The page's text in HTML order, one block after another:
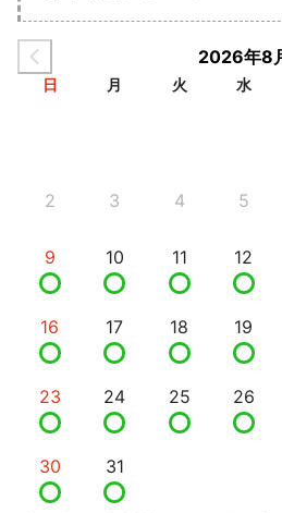
2026年8
日 月 火 水
2 3 4 5
9 10 11 12
16 17 18 19
23 24 25 26
30 31